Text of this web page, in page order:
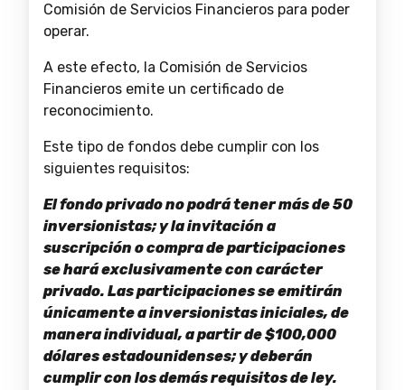
Comisión de Servicios Financieros para poder
operar.
A este efecto, la Comisión de Servicios
Financieros emite un certificado de
reconocimiento.
Este tipo de fondos debe cumplir con los
siguientes requisitos:
El fondo privado no podrá tener más de 50
inversionistas; y la invitación a
suscripción o compra de participaciones
se hará exclusivamente con carácter
privado. Las participaciones se emitirán
únicamente a inversionistas iniciales, de
manera individual, a partir de $100,000
dólares estadounidenses; y deberán
cumplir con los demás requisitos de ley.